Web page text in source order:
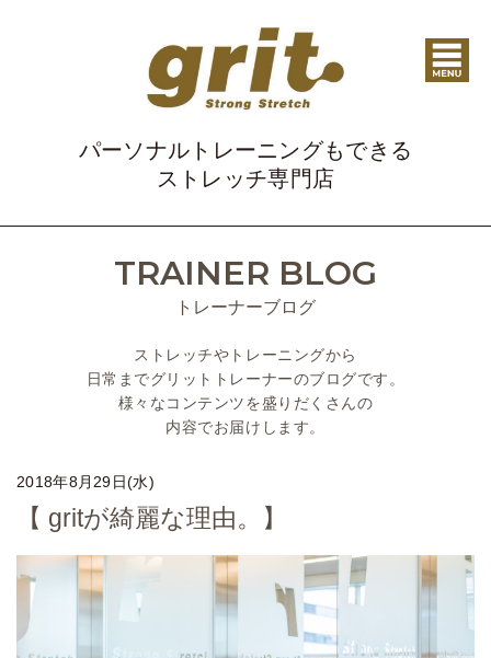
パーソナルトレーニングもできる
ストレッチ専門店
TRAINER BLOG
トレーナーブログ
ストレッチやトレーニングから
日常までグリットトレーナーのブログです。
様々なコンテンツを盛りだくさんの
内容でお届けします。
2018年8月29日(水)
【 gritが綺麗な理由。】